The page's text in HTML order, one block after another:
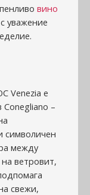
вино
уважение
Venezia е
–
символичен
между
ветровит,
свежи,